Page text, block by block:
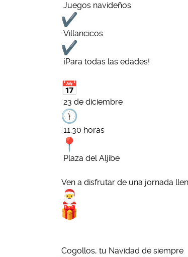
Juegos navideños
Villancicos
¡Para todas las edades!
23 de diciembre
11:30 horas
Plaza del Aljibe
Ven a disfrutar de una jornada
Cogollos, tu Navidad de siempre